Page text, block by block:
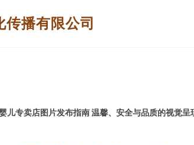
传播有限公司
儿专卖店图片发布指南 温馨、安全与品质的视觉呈